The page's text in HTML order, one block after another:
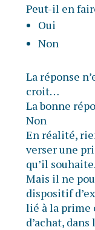
Peut-il en
Oui
Non
La réponse
croit…
La bonne
Non
En réalité,
verser une
qu’il souhaite.
Mais il ne
dispositif
lié à la prime
d’achat,